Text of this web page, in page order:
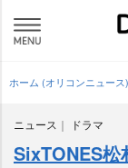
ホーム (オリコンニュース)
ニュース ドラマ
SixTONES松